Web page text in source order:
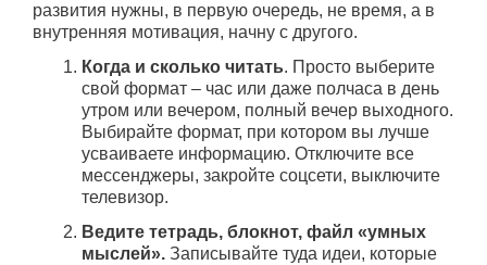
развития нужны, в первую очередь, не время, а в
внутренняя мотивация, начну с другого.
Когда и сколько читать. Просто выберите
свой формат – час или даже полчаса в день
утром или вечером, полный вечер выходного.
Выбирайте формат, при котором вы лучше
усваиваете информацию. Отключите все
мессенджеры, закройте соцсети, выключите
телевизор.
Ведите тетрадь, блокнот, файл «умных
мыслей».Записывайте туда идеи, которые